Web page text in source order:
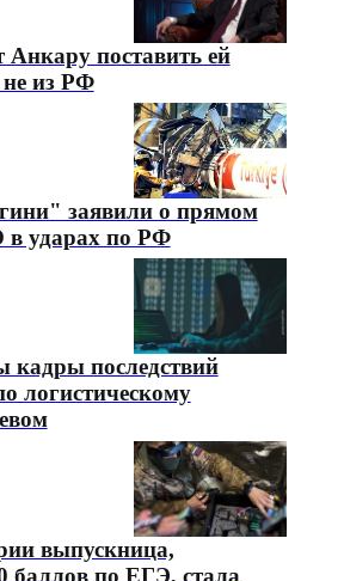
Анкару поставить ей
не из РФ
заявили о прямом
ударах по РФ
кадры последствий
логистическому
выпускница,
баллов по ЕГЭ, стала